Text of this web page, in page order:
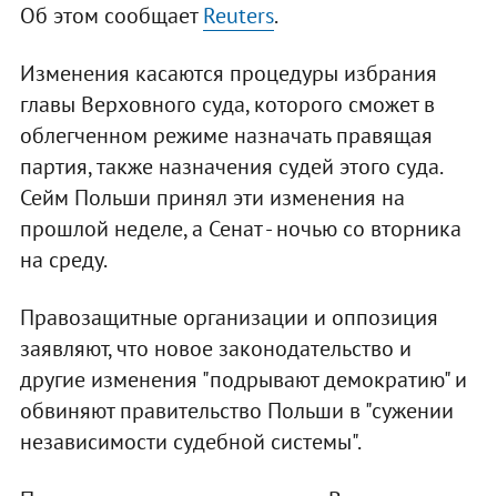
Об этом сообщаетReuters.
Изменения касаются процедуры избрания
главы Верховного суда, которого сможет в
облегченном режиме назначать правящая
партия, также назначения судей этого суда.
Сейм Польши принял эти изменения на
прошлой неделе, а Сенат - ночью со вторника
на среду.
Правозащитные организации и оппозиция
заявляют, что новое законодательство и
другие изменения "подрывают демократию" и
обвиняют правительство Польши в "сужении
независимости судебной системы".